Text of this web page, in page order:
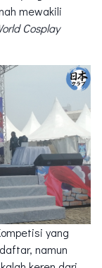
mewakili
Cosplay
yang
namun